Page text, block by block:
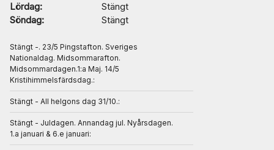
Lördag:
Stängt
Söndag:
Stängt
Stängt -. 23/5 Pingstafton. Sveriges
Nationaldag. Midsommarafton.
Midsommardagen.1:a Maj. 14/5
Kristihimmelsfärdsdag.:
Stängt - All helgons dag 31/10.:
Stängt - Juldagen. Annandag jul. Nyårsdagen.
1.a januari & 6.e januari: